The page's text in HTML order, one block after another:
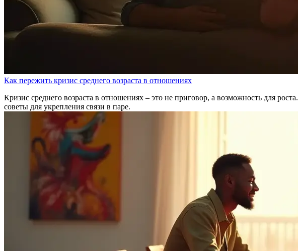
Как пережить кризис среднего возраста в отношениях
Кризис среднего возраста в отношениях – это не приговор, а возможность для
советы для укрепления связи в паре.